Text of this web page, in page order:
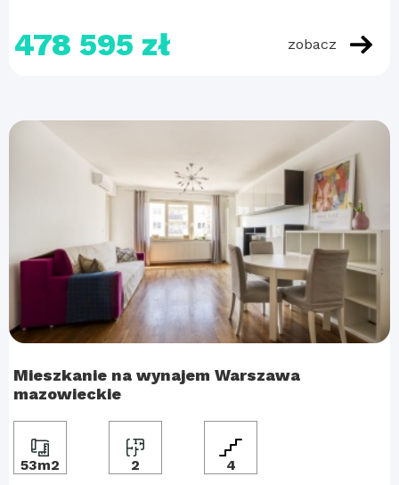
478 595 zł zobacz
Mieszkanie na wynajem Warszawa
mazowieckie
53m2 2 4